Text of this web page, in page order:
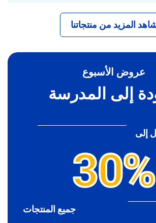
المزيد من منتجاتنا
عروض الأسبوع
إلى المدرسة
إلى
30%
جميع المنتجات